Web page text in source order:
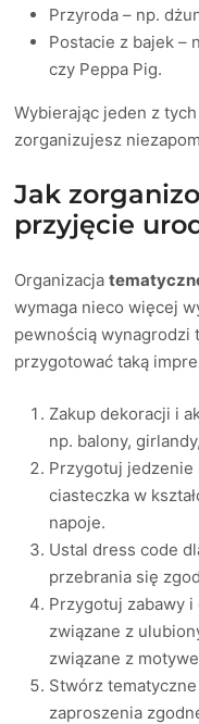
Przyroda – np.
Postacie z bajek –
czy Peppa Pig.
Wybierając jeden z
zorganizujesz
Jak
przyjęcie
Organizacja
wymaga nieco więcej
pewnością wynagrodzi
przygotować taką
Zakup dekoracji i
np. balony,
Przygotuj jedzenie
ciasteczka w
napoje.
Ustal dress code
przebrania się
Przygotuj zabawy i
związane z
związane z
Stwórz
zaproszenia